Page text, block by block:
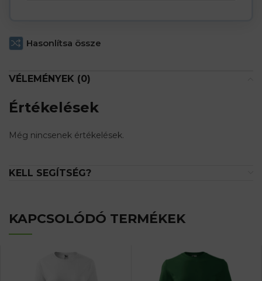
Hasonlítsa össze
VÉLEMÉNYEK (0)
Értékelések
Még nincsenek értékelések.
KELL SEGÍTSÉG?
KAPCSOLÓDÓ TERMÉKEK